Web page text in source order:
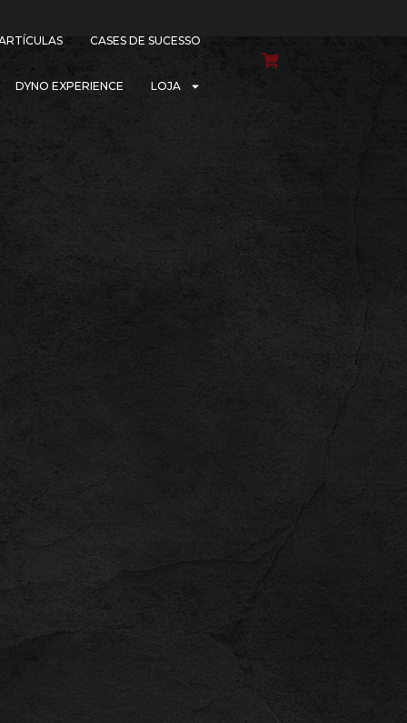
CASES DE SUCESSO
DYNO EXPERIENCE LOJA